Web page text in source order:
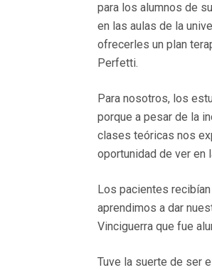
para los alumnos de
en las aulas de la
ofrecerles un plan
Perfetti.
Para nosotros, los
porque a pesar de la
clases teóricas nos
oportunidad de ver en
Los pacientes
aprendimos a dar
Vinciguerra que fue
Tuve la suerte de ser